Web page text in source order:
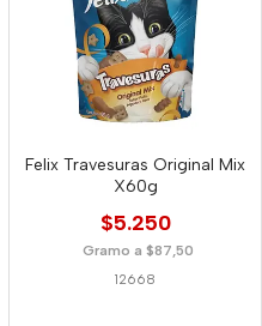
Felix Travesuras Original Mix
X60g
$5.250
Gramo a $87,50
12668